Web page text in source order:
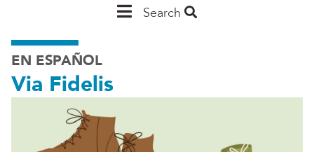
MainSearch
EN ESPAÑOL
Via Fidelis